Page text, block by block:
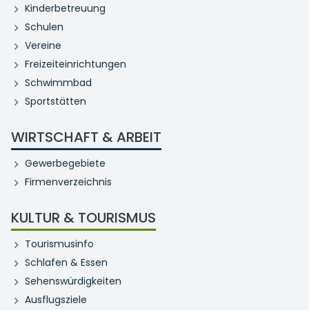
Kinderbetreuung
Schulen
Vereine
Freizeiteinrichtungen
Schwimmbad
Sportstätten
WIRTSCHAFT & ARBEIT
Gewerbegebiete
Firmenverzeichnis
KULTUR & TOURISMUS
Tourismusinfo
Schlafen & Essen
Sehenswürdigkeiten
Ausflugsziele